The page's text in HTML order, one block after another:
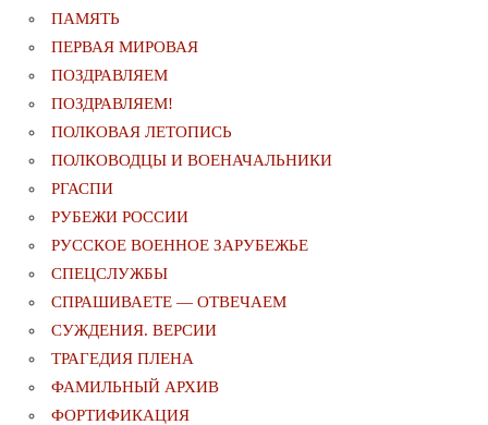
ПАМЯТЬ
ПЕРВАЯ МИРОВАЯ
ПОЗДРАВЛЯЕМ
ПОЗДРАВЛЯЕМ!
ПОЛКОВАЯ ЛЕТОПИСЬ
ПОЛКОВОДЦЫ И ВОЕНАЧАЛЬНИКИ
РГАСПИ
РУБЕЖИ РОССИИ
РУССКОЕ ВОЕННОЕ ЗАРУБЕЖЬЕ
СПЕЦСЛУЖБЫ
СПРАШИВАЕТЕ — ОТВЕЧАЕМ
СУЖДЕНИЯ. ВЕРСИИ
ТРАГЕДИЯ ПЛЕНА
ФАМИЛЬНЫЙ АРХИВ
ФОРТИФИКАЦИЯ